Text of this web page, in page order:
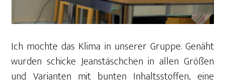
Ich mochte das Klima in unserer Gruppe. Genäht
wurden schicke Jeanstäschchen in allen Größen